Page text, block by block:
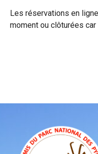
Les réservations en
moment ou clôturées